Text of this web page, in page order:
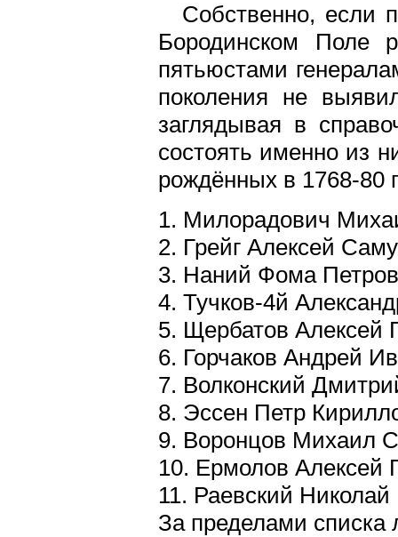
Собственно, если
Бородинском Поле
пятьюстами
поколения не
заглядывая в
состоять именно из
рождённых в 1768-80
1. Милорадович
2. Грейг Алексей
3. Наний Фома
4. Тучков-4й
5. Щербатов Алексей
6. Горчаков Андрей
7. Волконский
8. Эссен Петр
9. Воронцов Михаил
10. Ермолов Алексей
11. Раевский
За пределами списка